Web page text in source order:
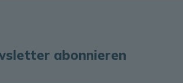
abonnieren